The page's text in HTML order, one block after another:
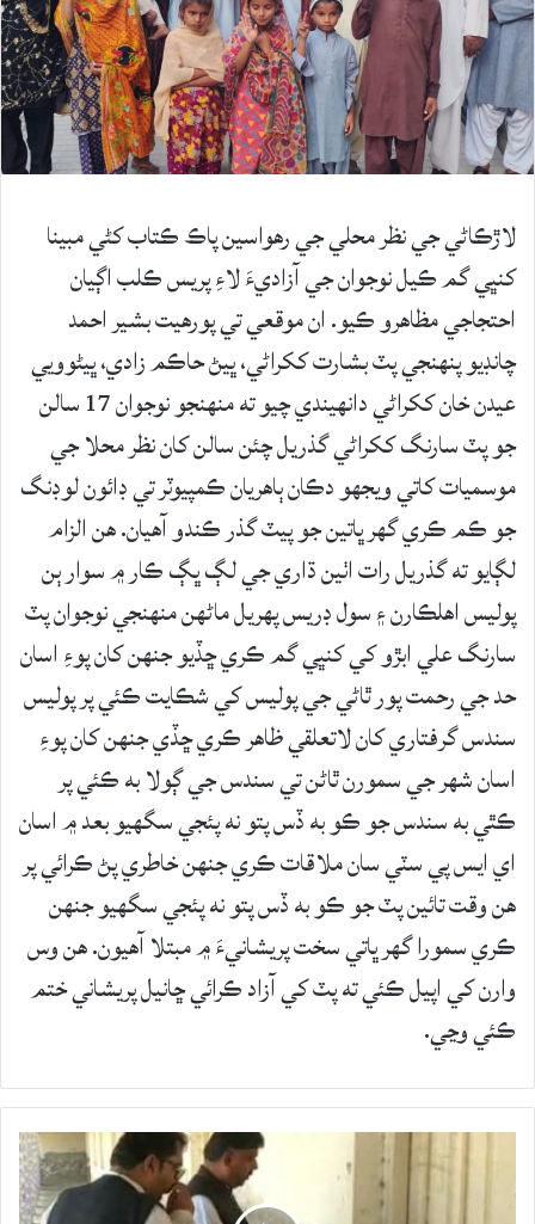
لاڙڪاڻي جي نظر محلي جي رهواسين پاڪ ڪتاب کڻي مبينا
کنڀي گم ڪيل نوجوان جي آزاديءَ لاءِ پريس ڪلب اڳيان
احتجاجي مظاهرو ڪيو. ان موقعي تي پورهيت بشير احمد
چانڊيو پنهنجي پٽ بشارت ککراڻي، ڀيڻ حاڪم زادي، ڀيڻوويي
عيدن خان ککراڻي دانهيندي چيو ته منهنجو نوجوان 17 سالن
جو پٽ سارنگ ککراڻي گذريل چئن سالن کان نظر محلا جي
موسميات کاتي ويجهو دڪان ٻاهريان ڪمپيوٽر تي ڊائون لوڊنگ
جو ڪم ڪري گهر ڀاتين جو پيٽ گذر ڪندو آهيان. هن الزام
لڳايو ته گذريل رات اٺين ڌاري جي لڳ ڀڳ ڪار ۾ سوار ٻن
پوليس اهلڪارن ۽ سول ڊريس پهريل ماڻهن منهنجي نوجوان پٽ
سارنگ علي ابڙو کي کنڀي گم ڪري ڇڏيو جنهن کان پوءِ اسان
حد جي رحمت پور ٿاڻي جي پوليس کي شڪايت ڪئي پر پوليس
سندس گرفتاري کان لاتعلقي ظاهر ڪري ڇڏي جنهن کان پوءِ
اسان شهر جي سمورن ٿاڻن تي سندس جي ڳولا به ڪئي پر
ڪٿي به سندس جو ڪو به ڏس پتو نه پئجي سگهيو بعد ۾ اسان
اي ايس پي سٽي سان ملاقات ڪري جنهن خاطري پڻ ڪرائي پر
هن وقت تائين پٽ جو ڪو به ڏس پتو نه پئجي سگهيو جنهن
ڪري سمورا گهر ڀاتي سخت پريشانيءَ ۾ مبتلا آهيون. هن وس
وارن کي اپيل ڪئي ته پٽ کي آزاد ڪرائي ڇانيل پريشاني ختم
ڪئي وڃي.